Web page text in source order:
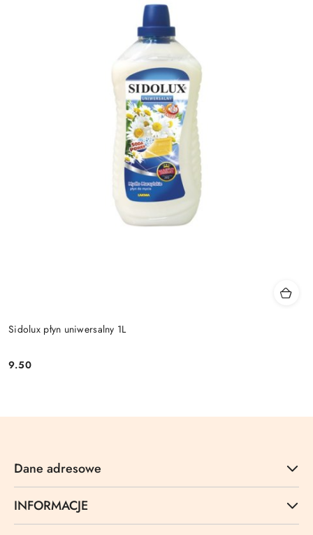
Sidolux płyn uniwersalny 1L
Cena:
9.50
Dane adresowe
INFORMACJE